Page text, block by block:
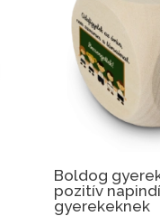
Boldog
pozitív
gyerekeknek